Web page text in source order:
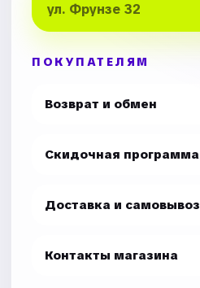
ул. Фрунзе 32
ПОКУПАТЕЛЯМ
Возврат и обмен
Скидочная программа
Доставка и самовывоз
Контакты магазина